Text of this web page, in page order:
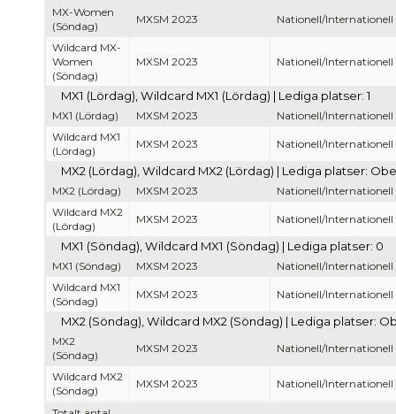
MX-Women
(Söndag)
MXSM 2023 Nationell/Internationell
Wildcard MX-
Women
(Söndag)
MXSM 2023 Nationell/Internationell
MX1 (Lördag), Wildcard MX1 (Lördag) | Lediga platser: 1
MX1 (Lördag) MXSM 2023
Nationell/Internationell
Wildcard MX1
(Lördag)
MXSM 2023 Nationell/Internationell
MX2 (Lördag), Wildcard MX2 (Lördag) | Lediga platser:
MX2 (Lördag) MXSM 2023
Nationell/Internationell
Wildcard MX2
(Lördag)
MXSM 2023 Nationell/Internationell
MX1 (Söndag), Wildcard MX1 (Söndag) | Lediga platser: 0
MX1 (Söndag) MXSM 2023
Nationell/Internationell
Wildcard MX1
(Söndag)
MXSM 2023 Nationell/Internationell
MX2 (Söndag), Wildcard MX2 (Söndag) | Lediga platser:
MX2
(Söndag)
MXSM 2023 Nationell/Internationell
Wildcard MX2
(Söndag)
MXSM 2023 Nationell/Internationell